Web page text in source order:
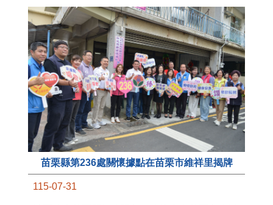
苗栗縣第236處關懷據點在苗栗市維祥里揭牌
115-07-31